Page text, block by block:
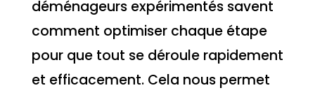
déménageurs expérimentés savent
comment optimiser chaque étape
pour que tout se déroule rapidement
et efficacement. Cela nous permet